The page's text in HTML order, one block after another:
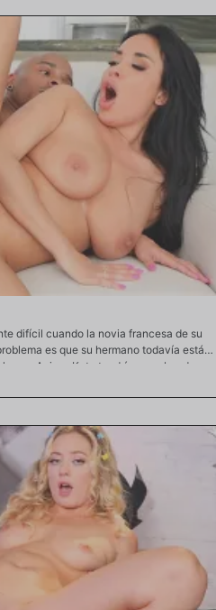
obviamente pasan a cosas más
sube sigilosamente las escaleras para
Savanah tiene la polla de Will
no puede evitar notar cómo su
la polla y masturbarse con el
se da cuenta de que su marido está
para enfrentarse a ellos, pero con su
fundamento. Es evidente que está
a ello burlándose de su marido con
que se arrodille para lamer su vagina
de ahora cuando quiera. Este trato se
pero con Silas lamiendo, ambos se
difícil cuando la novia francesa de su
es que su hermano todavía está
que Anissa Kate tendría que abandonar
si Musa podría casarse con ella
Musa siente que no puede perpetrar una
en el sentido bíblico y aún más
caliente como Anissa ofrece la puerta
que sabes es que Musa tiene su
ambos agujeros mientras la conoce.